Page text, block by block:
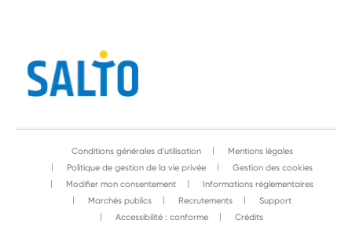
Conditions générales d'utilisation
Mentions légales
Politique de gestion de la vie privée
Gestion des cookies
Modifier mon consentement
Informations réglementaires
Marchés publics
Recrutements
Support
Accessibilité : conforme
Crédits